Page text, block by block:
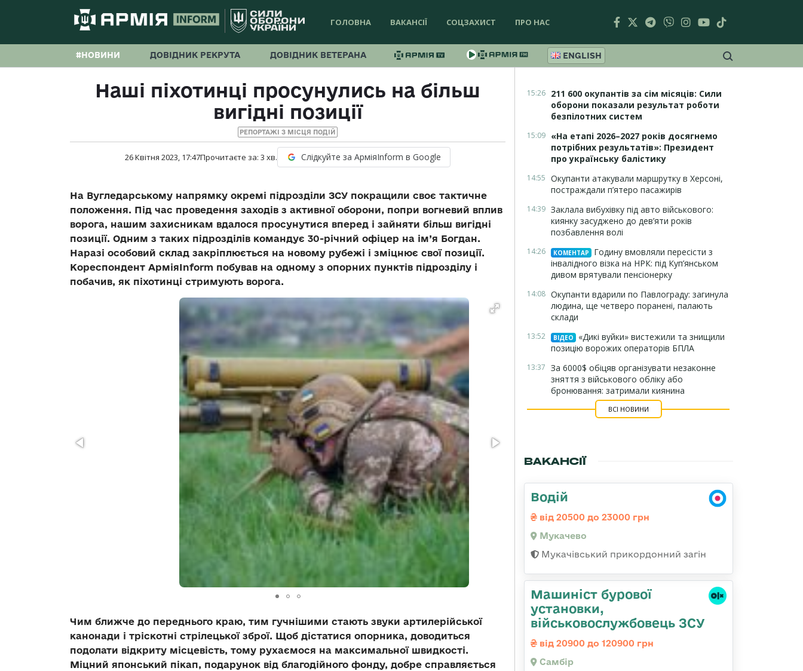
ГОЛОВНА ВАКАНСІЇ СОЦЗАХИСТ ПРО НАС
#НОВИНИ ДОВІДНИК РЕКРУТА ДОВІДНИК ВЕТЕРАНА ENGLISH
Наші піхотинці просунулись на більш
вигідні позиції
РЕПОРТАЖІ З МІСЦЯ ПОДІЙ
26 Квітня 2023, 17:47Прочитаєте за: 3 хв. Слідкуйте за АрміяInform в Google
На Вугледарському напрямку окремі підрозділи ЗСУ покращили своє тактичне
положення. Під час проведення заходів з активної оборони, попри вогневий вплив
ворога, нашим захисникам вдалося просунутися вперед і зайняти більш вигідні
позиції. Одним з таких підрозділів командує 30-річний офіцер на ім’я Богдан.
Наразі особовий склад закріплюється на новому рубежі і зміцнює свої позиції.
Кореспондент АрміяInform побував на одному з опорних пунктів підрозділу і
побачив, як піхотинці стримують ворога.
Чим ближче до переднього краю, тим гучнішими стають звуки артилерійської
канонади і тріскотні стрілецької зброї. Щоб дістатися опорника, доводиться
подолати відкриту місцевість, тому рухаємося на максимальної швидкості.
Міцний японський пікап, подарунок від благодійного фонду, добре справляється
15:26 211 600 окупантів за сім місяців: Сили
оборони показали результат роботи
безпілотних систем
15:09 «На етапі 2026–2027 років досягнемо
потрібних результатів»: Президент
про українську балістику
14:55 Окупанти атакували маршрутку в Херсоні,
постраждали п’ятеро пасажирів
14:39 Заклала вибухівку під авто військового:
киянку засуджено до дев’яти років
позбавлення волі
14:26 КОМЕНТАР
Годину вмовляли пересісти з
інвалідного візка на НРК: під Куп’янськом
дивом врятували пенсіонерку
14:08 Окупанти вдарили по Павлограду: загинула
людина, ще четверо поранені, палають
склади
13:52 ВІДЕО
«Дикі вуйки» вистежили та знищили
позицію ворожих операторів БПЛА
13:37 За 6000$ обіцяв організувати незаконне
зняття з військового обліку або
бронювання: затримали киянина
ВСІ НОВИНИ
ВАКАНСІЇ
Водій
від 20500 до 23000 грн
Мукачево
Мукачівський прикордонний загін
Машиніст бурової
установки,
військовослужбовець ЗСУ
від 20900 до 120900 грн
Самбір